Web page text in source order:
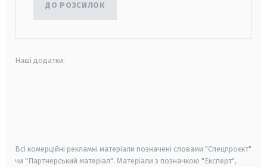
ДО РОЗСИЛОК
Наші додатки:
Всі комерційні рекламні матеріали позначені словами "Спецпроєкт"
чи "Партнерський матеріал". Матеріали з позначкою "Експерт",